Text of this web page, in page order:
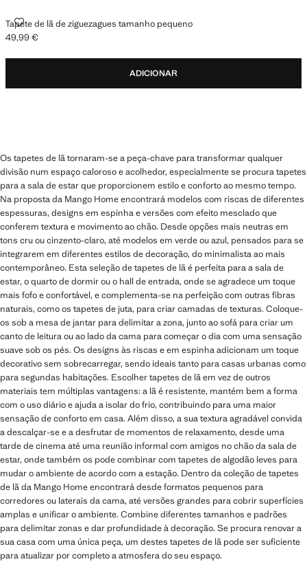
Tapete de lã de ziguezagues tamanho pequeno
TAPETE DE LÃ DE ZIGUEZAGUES TAMANHO PEQUENO
Preço atual [49,99 € ]
49,99 €
ADICIONAR
Os tapetes de lã tornaram-se a peça-chave para transformar qualquer
divisão num espaço caloroso e acolhedor, especialmente se procura tapetes
para a sala de estar que proporcionem estilo e conforto ao mesmo tempo.
Na proposta da Mango Home encontrará modelos com riscas de diferentes
espessuras, designs em espinha e versões com efeito mesclado que
conferem textura e movimento ao chão. Desde opções mais neutras em
tons cru ou cinzento-claro, até modelos em verde ou azul, pensados para se
integrarem em diferentes estilos de decoração, do minimalista ao mais
contemporâneo. Esta seleção de tapetes de lã é perfeita para a sala de
estar, o quarto de dormir ou o hall de entrada, onde se agradece um toque
mais fofo e confortável, e complementa-se na perfeição com outras fibras
naturais, como os tapetes de juta, para criar camadas de texturas. Coloque-
os sob a mesa de jantar para delimitar a zona, junto ao sofá para criar um
canto de leitura ou ao lado da cama para começar o dia com uma sensação
suave sob os pés. Os designs às riscas e em espinha adicionam um toque
decorativo sem sobrecarregar, sendo ideais tanto para casas urbanas como
para segundas habitações. Escolher tapetes de lã em vez de outros
materiais tem múltiplas vantagens: a lã é resistente, mantém bem a forma
com o uso diário e ajuda a isolar do frio, contribuindo para uma maior
sensação de conforto em casa. Além disso, a sua textura agradável convida
a descalçar-se e a desfrutar de momentos de relaxamento, desde uma
tarde de cinema até uma reunião informal com amigos no chão da sala de
estar, onde também os pode combinar com tapetes de algodão leves para
mudar o ambiente de acordo com a estação. Dentro da coleção de tapetes
de lã da Mango Home encontrará desde formatos pequenos para
corredores ou laterais da cama, até versões grandes para cobrir superfícies
amplas e unificar o ambiente. Combine diferentes tamanhos e padrões
para delimitar zonas e dar profundidade à decoração. Se procura renovar a
sua casa com uma única peça, um destes tapetes de lã pode ser suficiente
para atualizar por completo a atmosfera do seu espaço.